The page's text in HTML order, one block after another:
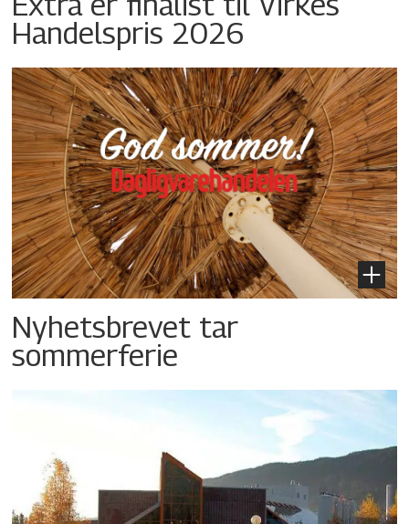
Handelspris 2026
Nyhetsbrevet tar
sommerferie